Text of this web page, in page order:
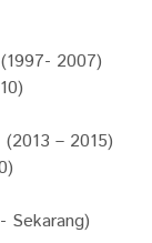
2007)
– 2015)
Sekarang)